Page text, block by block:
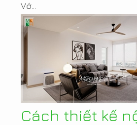
Vớ...
Cách thiết kế